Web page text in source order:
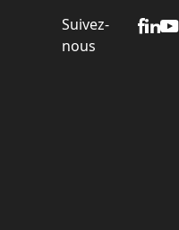
Suivez-
nous